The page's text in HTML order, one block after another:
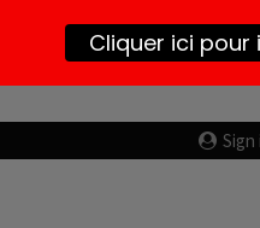
Sign
Cliquer ici